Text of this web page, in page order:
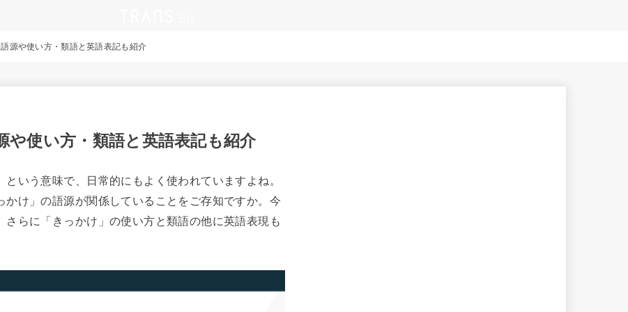
源や使い方・類語と英語表記も紹介
や使い方・類語と英語表記も紹介
いう意味で、日常的にもよく使われていますよね。
け」の語源が関係していることをご存知ですか。今
らに「きっかけ」の使い方と類語の他に英語表現も